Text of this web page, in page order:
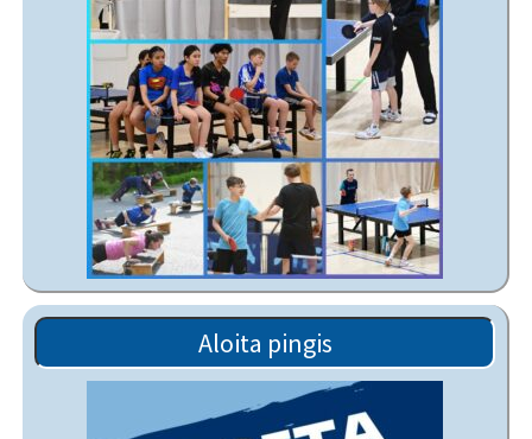
Aloita pingis